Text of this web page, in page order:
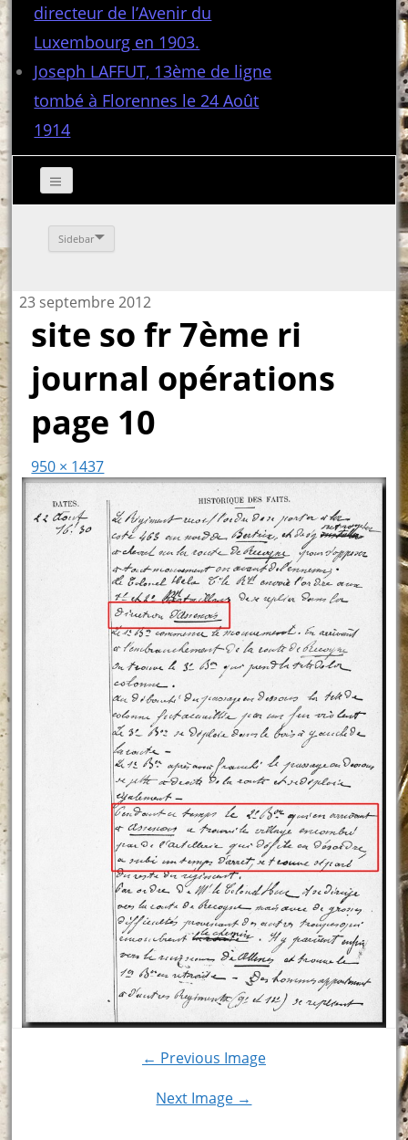
directeur de l’Avenir du
Luxembourg en 1903.
Joseph LAFFUT, 13ème de ligne
tombé à Florennes le 24 Août
1914
Sidebar
23 septembre 2012
site so fr 7ème ri
journal opérations
page 10
950 × 1437
← Previous Image
Next Image →